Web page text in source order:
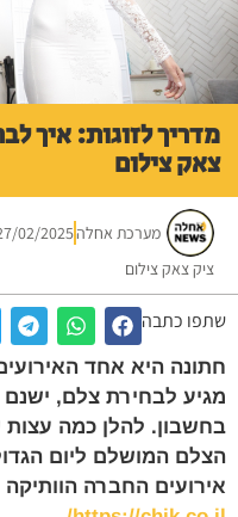
לזוגות: איך
צילום
מערכת אחלה 27/02/2025
צאק צילום
כתבה
היא אחד האירועים
לבחירת צלם, ישנם
להלן כמה עצות
המושלם ליום הגדול
החברה הוותיקה